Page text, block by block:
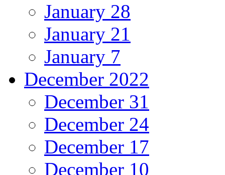
January 28
January 21
January 7
December 2022
December 31
December 24
December 17
December 10